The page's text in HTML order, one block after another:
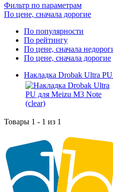
Фильтр по параметрам
По цене, сначала дорогие
По популярности
По рейтингу
По цене, сначала
По цене, сначала дорогие
Накладка Drobak Ultra
Товары 1 - 1 из 1